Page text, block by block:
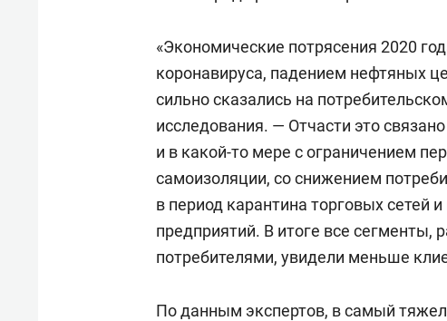
«Экономические потрясения 2020
коронавируса, падением нефтяных
сильно сказались на
исследования. — Отчасти это
и в какой-то мере с ограничением
самоизоляции, со снижением
в период карантина торговых сетей
предприятий. В итоге все
потребителями, увидели меньше
По данным экспертов, в самый